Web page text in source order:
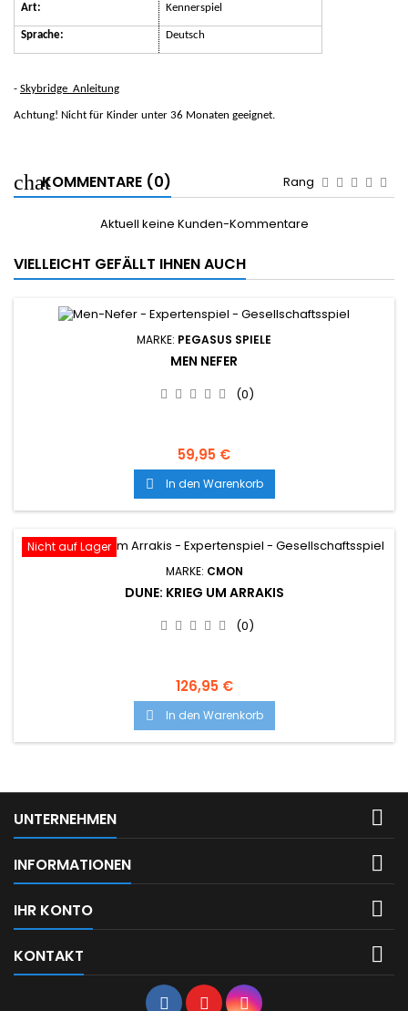
Art: Kennerspiel
Sprache: Deutsch
- Skybridge_Anleitung
Achtung! Nicht für Kinder unter 36 Monaten geeignet.
KOMMENTARE (0) Rang
Aktuell keine Kunden-Kommentare
VIELLEICHT GEFÄLLT IHNEN AUCH
MARKE: PEGASUS SPIELE
MEN NEFER
(0)
59,95 €
 In den Warenkorb
Nicht auf Lager
MARKE: CMON
DUNE: KRIEG UM ARRAKIS
(0)
126,95 €
 In den Warenkorb
UNTERNEHMEN 
INFORMATIONEN 
IHR KONTO 
KONTAKT 
Facebook
YouTubeInstagram